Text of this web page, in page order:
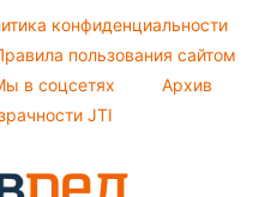
конфиденциальности
пользования сайтом
в соцсетях
Архив
JTI